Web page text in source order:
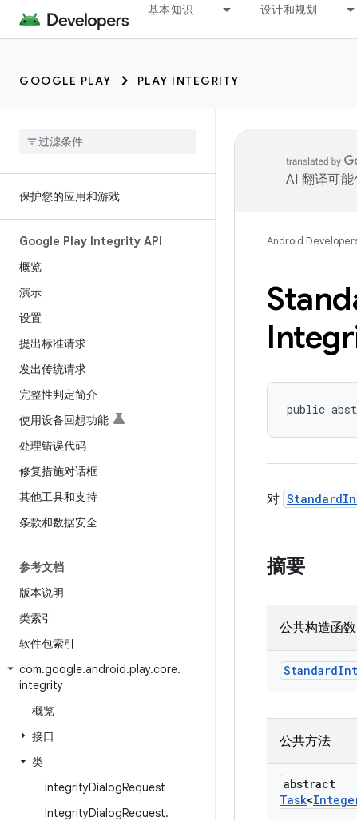
基本知识 设计和规划
GOOGLE PLAY PLAY INTEGRITY
保护您的应用和游戏
Google Play Integrity API
概览
演示
设置
提出标准请求
发出传统请求
完整性判定简介
使用设备回想功能
处理错误代码
修复措施对话框
其他工具和支持
条款和数据安全
参考文档
版本说明
类索引
软件包索引
com.google.android.play.core.
integrity
概览
接口
类
IntegrityDialogRequest
IntegrityDialogRequest.
AI 翻译可能
Android
public
对
摘要
公共构造函数
公共方法
abstract
Task<